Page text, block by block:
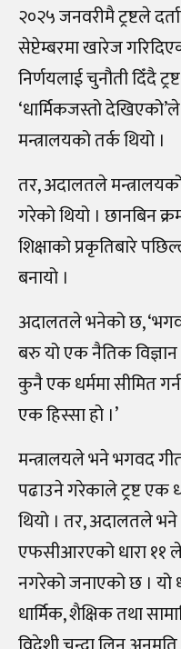
२०२५ जनवरीमै ट्रष्टले
सेप्टेम्बरमा खारेज
निर्णयलाई चुनौती दिँदै
‘धार्मिकजस्तो
मन्त्रालयको तर्क थियो ।
तर, अदालतले
गरेको थियो । छानबिन
शिक्षाको प्रकृतिबारे
बनायो ।
अदालतले भनेको छ,
बरु यो एक नैतिक
कुनै एक धर्ममा सीमित
एक हिस्सा हो ।’
मन्त्रालयले भने भगवद
पढाउने गरेकाले ट्रष्ट एक
थियो । तर, अदालतले भने
एफसीआरएको धारा ११
नगरेको जनाएको छ । यो
धार्मिक, शैक्षिक तथा